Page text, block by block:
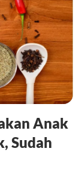
Anak
Sudah